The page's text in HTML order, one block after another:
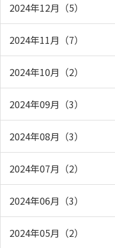
2024年12月（5）
2024年11月（7）
2024年10月（2）
2024年09月（3）
2024年08月（3）
2024年07月（2）
2024年06月（3）
2024年05月（2）